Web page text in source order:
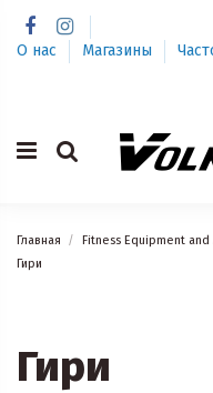
О нас Магазины
Главная Fitness Equipment
Гири
Гири